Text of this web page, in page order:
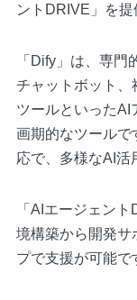
ントDRIVE」を提
「Dify」は、専門
チャットボット、
ツールといったAI
画期的なツールで
応で、多様なAI活
「AIエージェン
境構築から開発サ
プで支援が可能で